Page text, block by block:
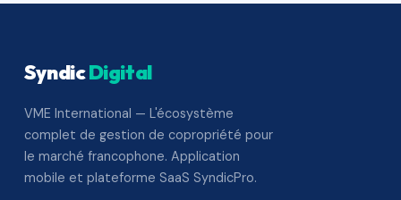
SyndicDigital
VME International — L'écosystème
complet de gestion de copropriété pour
le marché francophone. Application
mobile et plateforme SaaS SyndicPro.